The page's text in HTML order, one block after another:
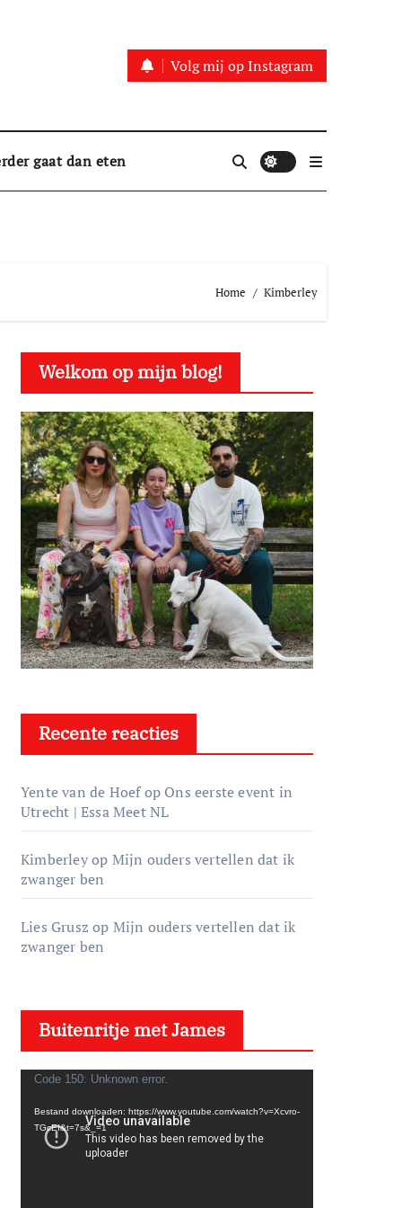
Volg mij op Instagram
gaat dan eten
Home Kimberley
Welkom op mijn blog!
Recente reacties
Yente van de Hoefop Ons eerste event in
Utrecht | Essa Meet NL
Kimberleyop Mijn ouders vertellen dat ik
zwanger ben
Lies Grusz op Mijn ouders vertellen dat ik
zwanger ben
Buitenritje met James
Code 150: Unknown error.
Bestand downloaden: https://www.youtube.com/watch?v=Xcvro-
TGcEI&t=7s&_=1